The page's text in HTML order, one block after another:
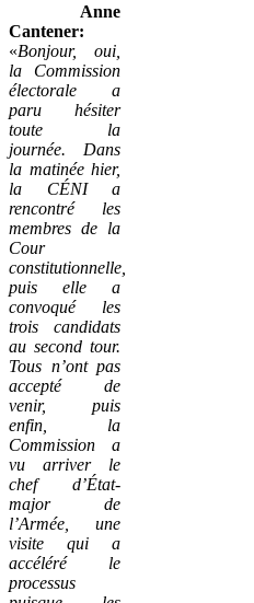
Anne
Cantener:
«Bonjour, oui,
la Commission
électorale a
paru hésiter
toute la
journée. Dans
la matinée hier,
la CÉNI a
rencontré les
membres de la
Cour
constitutionnelle,
puis elle a
convoqué les
trois candidats
au second tour.
Tous n’ont pas
accepté de
venir, puis
enfin, la
Commission a
vu arriver le
chef d’État-
major de
l’Armée, une
visite qui a
accéléré le
processus